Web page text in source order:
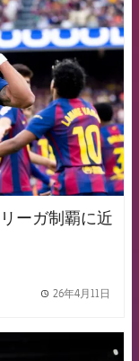
ーガ制覇に近
26年4月11日